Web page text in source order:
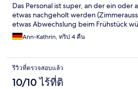
Das Personal ist super, an der ein oder
etwas nachgeholt werden
etwas Abwechslung beim Frühstück
Ann-Kathrin, ทริป 4 คืน
รีวิวที่ตรวจสอบแล้ว
10/10 ไร้ที่ติ